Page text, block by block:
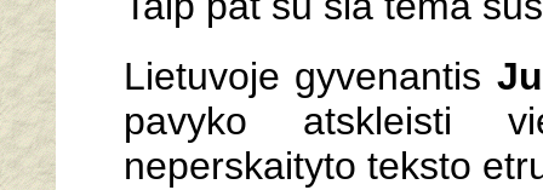
Lietuvoje gyvenantis
pavyko atskleisti
neperskaityto teksto